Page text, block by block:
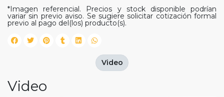
*Imagen referencial. Precios y stock disponible podrían
variar sin previo aviso. Se sugiere solicitar cotización formal
previo al pago del(los) producto(s).
Video
Video